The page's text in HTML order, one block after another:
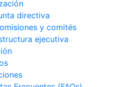
directiva
y comités
ejecutiva